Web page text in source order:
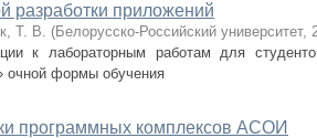
разработки приложений
Т. В. (Белорусско-Российский университет,
к лабораторным работам для
очной формы обучения
программных комплексов АСОИ